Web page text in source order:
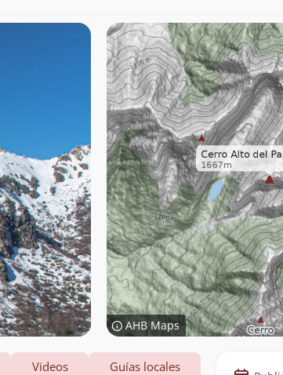
AHB Maps
Datos
Videos Guías locales